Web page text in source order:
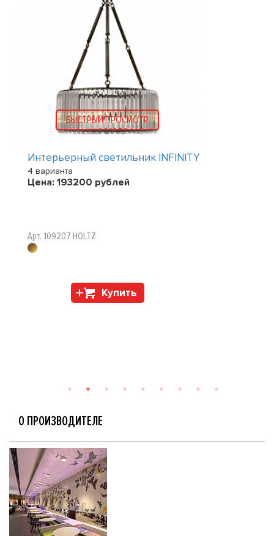
БЫСТРЫЙ ПРОСМОТР
Интерьерный светильник INFINITY
4 варианта
Цена: 193200 рублей
Арт. 109207 HOLTZ
Купить
О ПРОИЗВОДИТЕЛЕ